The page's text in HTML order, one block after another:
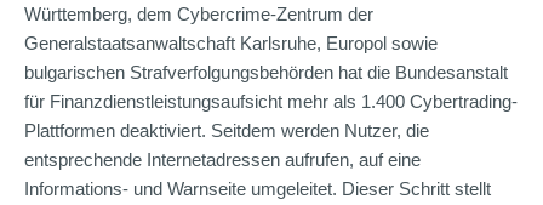
Württemberg, dem Cybercrime-Zentrum der
Generalstaatsanwaltschaft Karlsruhe, Europol sowie
bulgarischen Strafverfolgungsbehörden hat die Bundesanstalt
für Finanzdienstleistungsaufsicht mehr als 1.400 Cybertrading-
Plattformen deaktiviert. Seitdem werden Nutzer, die
entsprechende Internetadressen aufrufen, auf eine
Informations- und Warnseite umgeleitet. Dieser Schritt stellt